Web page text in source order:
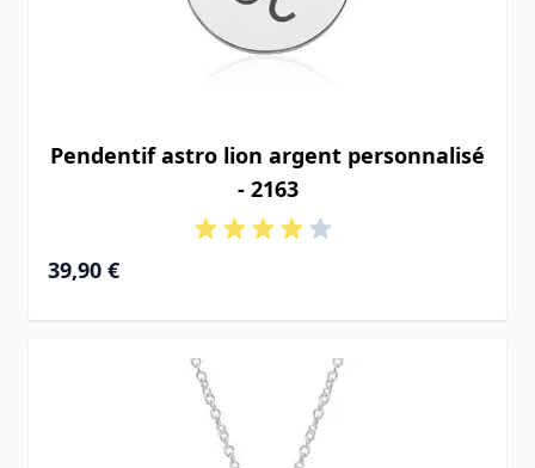
Pendentif astro lion argent personnalisé
- 2163
39,90 €